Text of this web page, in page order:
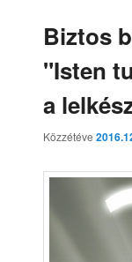
Biztos
"Isten
a
Közzétéve